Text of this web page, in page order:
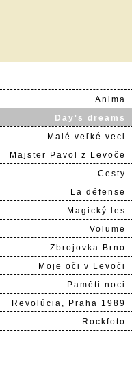
Anima
Day's dreams
Malé veľké veci
Majster Pavol z Levoče
Cesty
La défense
Magický les
Volume
Zbrojovka Brno
Moje oči v Levoči
Paměti noci
Revolúcia, Praha 1989
Rockfoto